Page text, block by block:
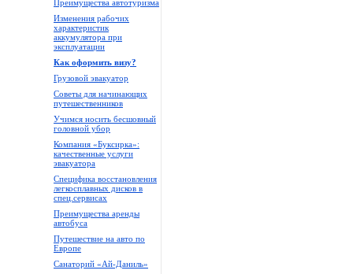
Преимущества автотуризма
Изменения рабочих
характеристик
аккумулятора при
эксплуатации
Как оформить визу?
Грузовой эвакуатор
Советы для начинающих
путешественников
Учимся носить бесшовный
головной убор
Компания «Буксирка»:
качественные услуги
эвакуатора
Специфика восстановления
легкосплавных дисков в
спец.сервисах
Преимущества аренды
автобуса
Путешествие на авто по
Европе
Санаторий «Ай-Даниль»